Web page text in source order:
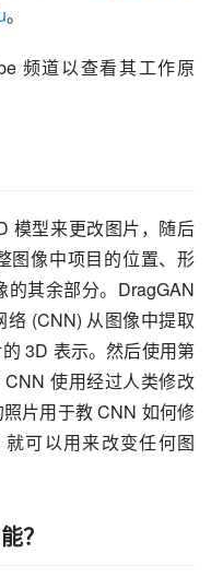
。
频道以查看其工作原
模型来更改图片，随后
图像中项目的位置、形
其余部分。DragGAN
(CNN) 从图像中提取
3D 表示。然后使用第
使用经过人类修改
片用于教 CNN 如何修
可以用来改变任何图
？